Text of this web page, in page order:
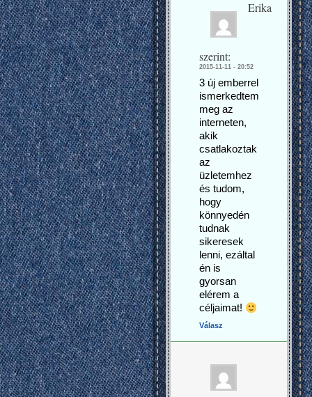
Erika
szerint:
2015-11-11 - 20:52
3 új emberrel
ismerkedtem
meg az
interneten,
akik
csatlakoztak
az
üzletemhez
és tudom,
hogy
könnyedén
tudnak
sikeresek
lenni, ezáltal
én is
gyorsan
elérem a
céljaimat!
Válasz